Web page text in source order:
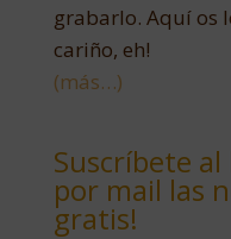
grabarlo. Aquí os
cariño, eh!
(más…)
Suscríbete
por mail las
gratis!